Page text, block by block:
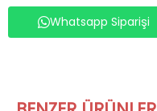
Whatsapp Siparişi